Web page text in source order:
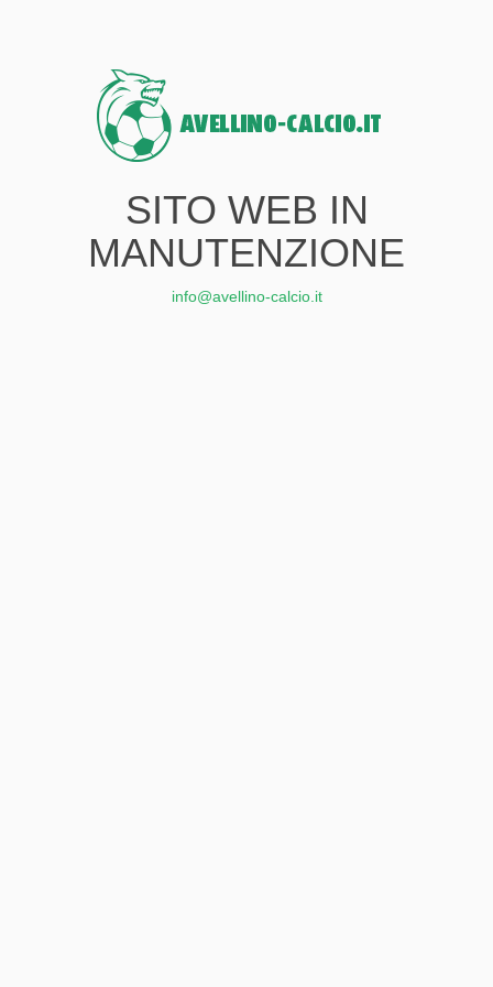
SITO WEB IN
MANUTENZIONE
info@avellino-calcio.it